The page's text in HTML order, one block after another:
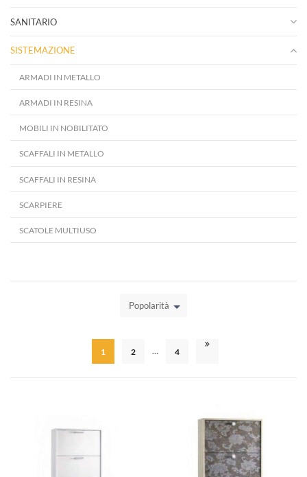
Popolarità
1 2 … 4
SANITARIO
SISTEMAZIONE
ARMADI IN METALLO
ARMADI IN RESINA
MOBILI IN NOBILITATO
SCAFFALI IN METALLO
SCAFFALI IN RESINA
SCARPIERE
SCATOLE MULTIUSO